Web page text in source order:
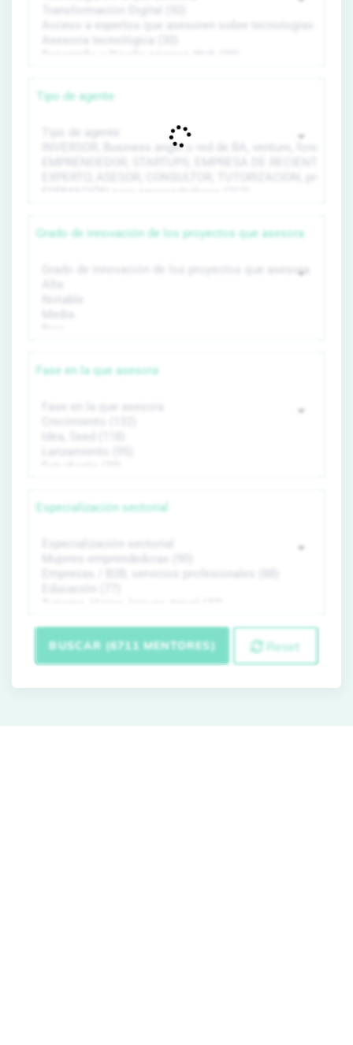
Tipo de agente
Grado de innovación de los proyectos que asesora
Fase en la que asesora
Especialización sectorial
BUSCAR (6711 MENTORES) Reset